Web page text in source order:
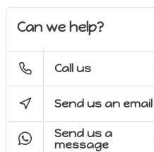
Can we help?
Call us
Send us an email
Send us a
message